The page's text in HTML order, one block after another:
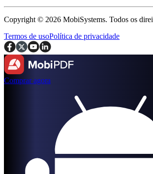
Copyright © 2026 MobiSystems. Todos os
Termos de usoPolítica de privacidade
Comprar agora